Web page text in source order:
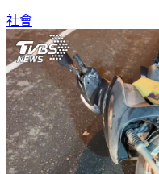
社會